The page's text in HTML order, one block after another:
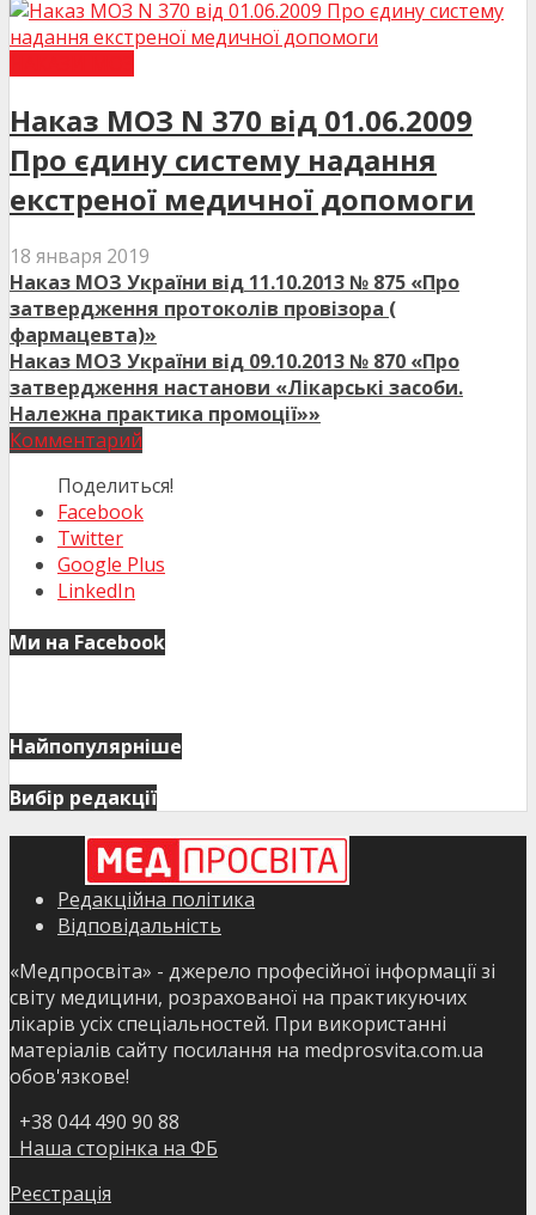
Наказ МОЗ N 370 від 01.06.2009
Про єдину систему надання
екстреної медичної допомоги
18 января 2019
Наказ МОЗ України від 11.10.2013 № 875 «Про
затвердження протоколів провізора (
фармацевта)»
Наказ МОЗ України від 09.10.2013 № 870 «Про
затвердження настанови «Лікарські засоби.
Належна практика промоції»»
Комментарий
Поделиться!
Facebook
Twitter
Google Plus
LinkedIn
Ми на Facebook
Найпопулярніше
Вибір редакції
Редакційна політика
Відповідальність
«Медпросвіта» - джерело професійної інформації зі
світу медицини, розрахованої на практикуючих
лікарів усіх спеціальностей. При використанні
матеріалів сайту посилання на medprosvita.com.ua
обов'язкове!
+38 044 490 90 88
Наша сторінка на ФБ
Реєстрація